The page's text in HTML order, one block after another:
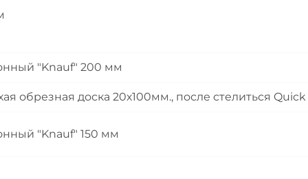
"Knauf" 200 мм
обрезная доска 20х100мм., после стелиться
"Knauf" 150 мм